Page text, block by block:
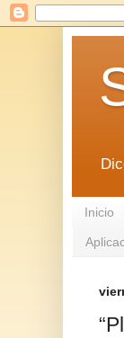
Inicio